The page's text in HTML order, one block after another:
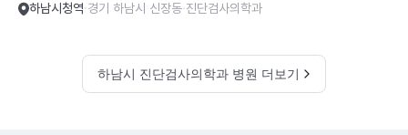
하남시청역 경기 하남시 신장동 진단검사의학과
하남시 진단검사의학과 병원 더보기